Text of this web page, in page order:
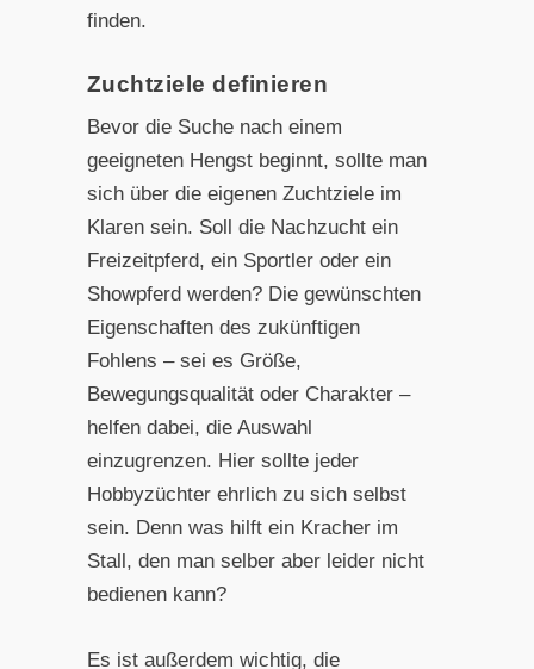
finden.
Zuchtziele definieren
Bevor die Suche nach einem
geeigneten Hengst beginnt, sollte man
sich über die eigenen Zuchtziele im
Klaren sein. Soll die Nachzucht ein
Freizeitpferd, ein Sportler oder ein
Showpferd werden? Die gewünschten
Eigenschaften des zukünftigen
Fohlens – sei es Größe,
Bewegungsqualität oder Charakter –
helfen dabei, die Auswahl
einzugrenzen. Hier sollte jeder
Hobbyzüchter ehrlich zu sich selbst
sein. Denn was hilft ein Kracher im
Stall, den man selber aber leider nicht
bedienen kann?
Es ist außerdem wichtig, die